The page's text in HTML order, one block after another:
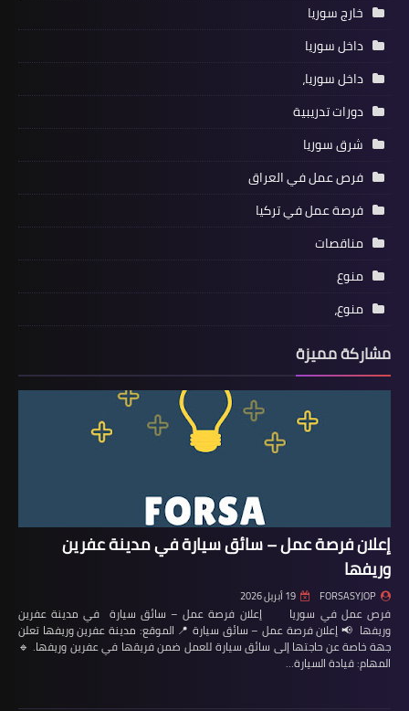
خارج سوريا
داخل سوريا
داخل سوريا،
دورات تدريبية
شرق سوريا
فرص عمل في العراق
فرصة عمل في تركيا
مناقصات
منوع
منوع،
مشاركة مميزة
إعلان فرصة عمل – سائق سيارة في مدينة عفرين
وريفها
FORSASYJOP 19 أبريل 2026
فرص عمل في سوريا إعلان فرصة عمل – سائق سيارة في مدينة عفرين
وريفها 📢 إعلان فرصة عمل – سائق سيارة 📍 الموقع: مدينة عفرين وريفها تعلن
جهة خاصة عن حاجتها إلى سائق سيارة للعمل ضمن فريقها في عفرين وريفها. 🔹
المهام: قيادة السيارة…